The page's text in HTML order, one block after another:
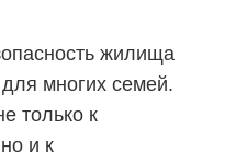
жилища
многих семей.
только к
и к